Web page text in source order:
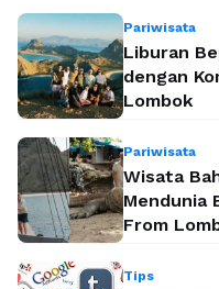
Pariwisata
Liburan
dengan
Lombok
Pariwisata
Wisata
Mendunia
From
Tips